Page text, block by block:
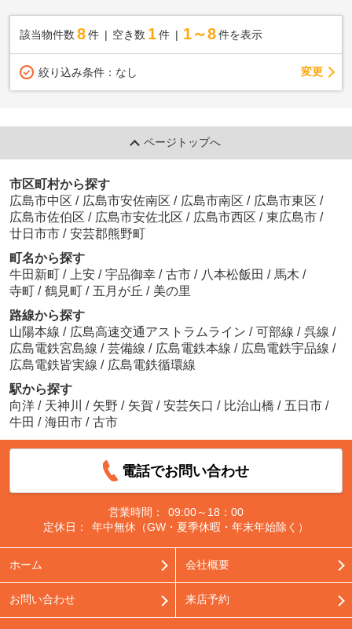
該当物件数 8件 空き数 1 件 1～8 件を表示
絞り込み条件： なし 変更
ページトップへ
市区町村から探す
広島市中区 / 広島市安佐南区 / 広島市南区 / 広島市東区 /
広島市佐伯区 / 広島市安佐北区 / 広島市西区 / 東広島市 /
廿日市市 / 安芸郡熊野町
町名から探す
牛田新町 / 上安 / 宇品御幸 / 古市 / 八本松飯田 / 馬木 /
寺町 / 鶴見町 / 五月が丘 / 美の里
路線から探す
山陽本線 / 広島高速交通アストラムライン / 可部線 / 呉線 /
広島電鉄宮島線 / 芸備線 / 広島電鉄本線 / 広島電鉄宇品線 /
広島電鉄皆実線 / 広島電鉄循環線
駅から探す
向洋 / 天神川 / 矢野 / 矢賀 / 安芸矢口 / 比治山橋 / 五日市 /
牛田 / 海田市 / 古市
電話でお問い合わせ
営業時間：
09:00～18：00
定休日：
年中無休（GW・夏季休暇・年末年始除く）
ホーム 会社概要
お問い合わせ 来店予約